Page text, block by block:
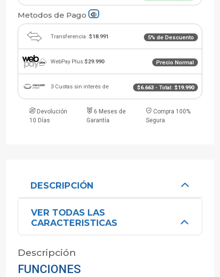
Metodos de Pago
Transferencia :$18.991 5% de Descuento
WebPay Plus:$29.990 Precio Normal
3 Cuotas sin interés de $6.663 - Total: $19.990
Devolución
10 Días
6 Meses de
Garantía
Compra 100%
Segura
DESCRIPCIÓN
VER TODAS LAS
CARACTERISTICAS
Descripción
FUNCIONES